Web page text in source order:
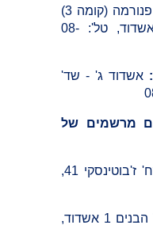
בניין פנורמה (קומה 3)
רח' הבנים 4 רובע הסיטי, אשדוד, טל': 08-
אשדוד ג' - שד'
מרשמים של
סופר פארם אשדוד סטאר - רח' ז'בוטינסקי 41,
סופר פארם אשדוד סיטי - רח' הבנים 1 אשדוד,